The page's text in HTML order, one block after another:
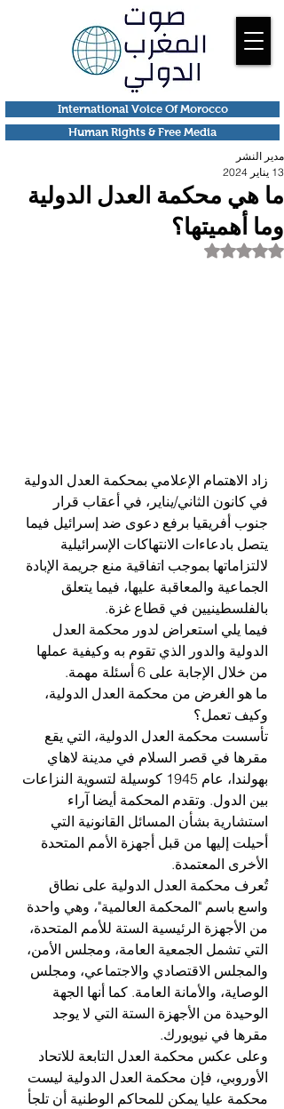
Human Rights & Free Media
International Voice Of Morocco
ما هي محكمة العدل الدولية
وما أهميتها؟
مدير النشر
13 يناير 2024
تم التقييم بـ ليس رقمًا من أصل 5 نجوم.
زاد الاهتمام الإعلامي بمحكمة العدل الدولية
في كانون الثاني/يناير، في أعقاب قرار
جنوب أفريقيا برفع دعوى ضد إسرائيل فيما
يتصل بادعاءات الانتهاكات الإسرائيلية
لالتزاماتها بموجب اتفاقية منع جريمة الإبادة
الجماعية والمعاقبة عليها، فيما يتعلق
بالفلسطينيين في قطاع غزة.
فيما يلي استعراض لدور محكمة العدل
الدولية والدور الذي تقوم به وكيفية عملها
من خلال الإجابة على 6 أسئلة مهمة.
ما هو الغرض من محكمة العدل الدولية،
وكيف تعمل؟
تأسست محكمة العدل الدولية، التي يقع
مقرها في قصر السلام في مدينة لاهاي
بهولندا، عام 1945 كوسيلة لتسوية النزاعات
بين الدول. وتقدم المحكمة أيضا آراء
استشارية بشأن المسائل القانونية التي
أحيلت إليها من قبل أجهزة الأمم المتحدة
الأخرى المعتمدة.
تُعرف محكمة العدل الدولية على نطاق
واسع باسم "المحكمة العالمية"، وهي واحدة
من الأجهزة الرئيسية الستة للأمم المتحدة،
التي تشمل الجمعية العامة، ومجلس الأمن،
والمجلس الاقتصادي والاجتماعي، ومجلس
الوصاية، والأمانة العامة. كما أنها الجهة
الوحيدة من الأجهزة الستة التي لا يوجد
مقرها في نيويورك.
وعلى عكس محكمة العدل التابعة للاتحاد
الأوروبي، فإن محكمة العدل الدولية ليست
محكمة عليا يمكن للمحاكم الوطنية أن تلجأ